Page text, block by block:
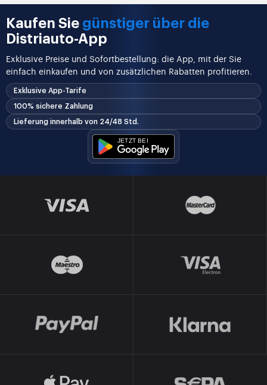
Kaufen Sie günstiger über die
Distriauto-App
Exklusive Preise und Sofortbestellung: die App, mit der Sie
einfach einkaufen und von zusätzlichen Rabatten profitieren.
Exklusive App-Tarife
100% sichere Zahlung
Lieferung innerhalb von 24/48 Std.